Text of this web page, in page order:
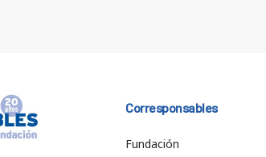
Corresponsables
Fundación